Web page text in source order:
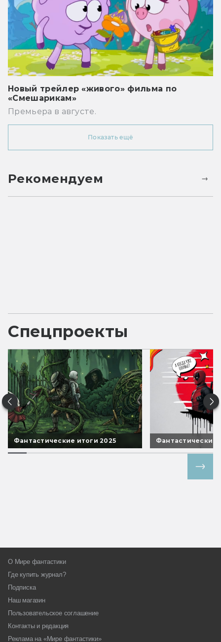
Новый трейлер «живого» фильма по
«Смешарикам»
Премьера в августе.
Показать ещё
Рекомендуем
Спецпроекты
Фантастические итоги 2025 Фантастические
О Мире фантастики
Где купить журнал?
Подписка
Наш магазин
Пользовательское соглашение
Контакты и редакция
Реклама на «Мире фантастики»